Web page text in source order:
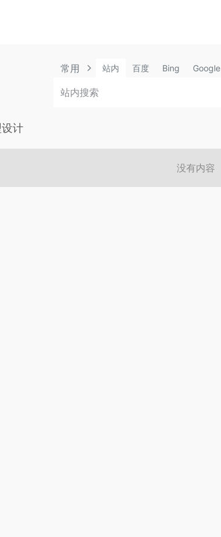
常用 站内 百度 Bing Google
计
没有内容